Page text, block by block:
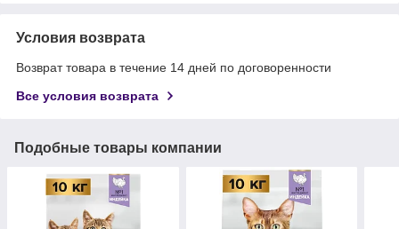
Условия возврата
Возврат товара в течение 14 дней по договоренности
Все условия возврата
Подобные товары компании